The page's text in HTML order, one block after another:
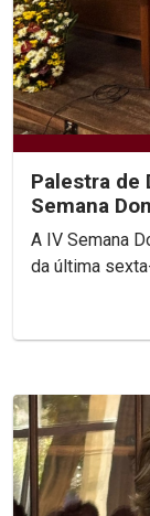
Palestra de
Semana
A IV Semana
da última